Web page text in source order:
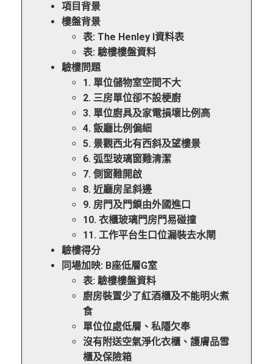
項目背景
樓盤背景
表: The Henley I資料表
表: 驗樓樓盤資料
驗樓問題
1. 單位儲物室空間不大
2. 三房單位卻不設梗廚
3. 單位廚具及家電損壞比例高
4. 飯廳比例偏細
5. 景觀西北有西斜及望樓景
6. 弧型玻璃窗難清潔
7. 側窗難開啟
8. 近廳房呈斜邊
9. 房門及門鎖由外國進口
10. 衣櫃玻璃門房門易碰撞
11. 工作平台生口位漏裝去水閘
驗樓得分
同場加映: B座低層G室
表: 驗樓樓盤資料
廚房裝置少了紅酒櫃及不能明火煮
食
單位位處低層、私隱欠奉
沒有附送空氣淨化衣櫃、護膚品雪
櫃及保險箱